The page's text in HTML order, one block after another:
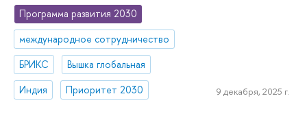
Программа развития 2030
международное сотрудничество
БРИКС
Вышка глобальная
Индия
Приоритет 2030 9 декабря, 2025 г.